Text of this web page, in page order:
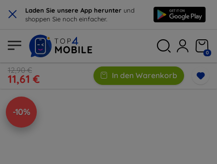
× Laden Sie unsere App herunter und
shoppen Sie noch einfacher.
0
12,90 €
11,61 € In den Warenkorb
-10%